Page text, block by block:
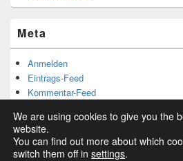
Meta
Anmelden
Eintrags-Feed
Kommentar-Feed
We are using cookies to give you the
website.
You can find out more about which
switch them off in settings.